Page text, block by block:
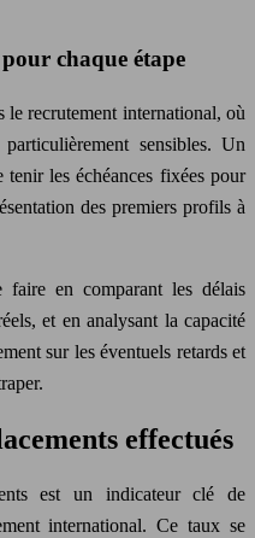
chaque étape
le recrutement international, où
sensibles. Un
les échéances fixées pour
des premiers profils à
faire en comparant les délais
et en analysant la capacité
sur les éventuels retards et
effectués
est un indicateur clé de
international. Ce taux se